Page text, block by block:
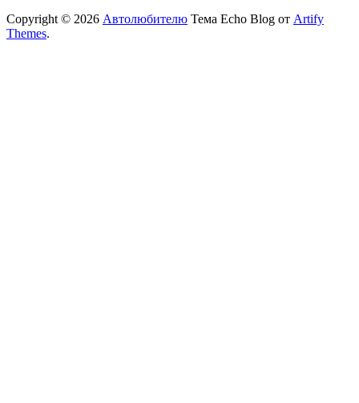
Copyright © 2026 Автолюбителю Тема Echo Blog от Artify
Themes.